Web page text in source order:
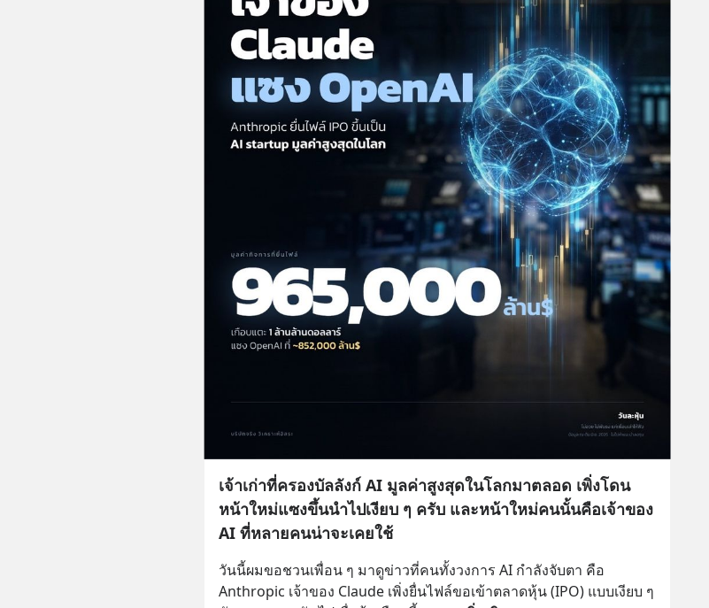
เจ้าเก่าที่ครองบัลลังก์ AI มูลค่าสูงสุดในโลกมาตลอด เพิ่งโดน
หน้าใหม่แซงขึ้นนำไปเงียบ ๆ ครับ และหน้าใหม่คนนั้นคือเจ้าของ
AI ที่หลายคนน่าจะเคยใช้
วันนี้ผมขอชวนเพื่อน ๆ มาดูข่าวที่คนทั้งวงการ AI กำลังจับตา คือ
Anthropic เจ้าของ Claude เพิ่งยื่นไฟล์ขอเข้าตลาดหุ้น (IPO) แบบเงียบ ๆ